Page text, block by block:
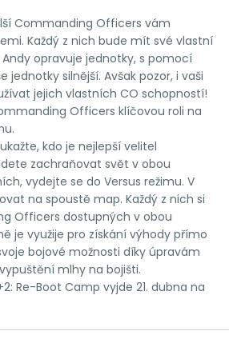
Commanding Officers vám
Každý z nich bude mít své vlastní
opravuje jednotky, s pomocí
jednotky silnější. Avšak pozor, i vaši
jejich vlastních CO schopností!
Officers klíčovou roli na
kdo je nejlepší velitel
zachraňovat svět v obou
vydejte se do Versus režimu. V
na spoustě map. Každý z nich si
Officers dostupných v obou
je využije pro získání výhody přímo
bojové možnosti díky úpravám
mlhy na bojišti.
Re-Boot Camp vyjde 21. dubna na